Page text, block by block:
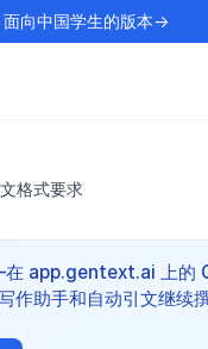
面向中国学生的版本→
格式要求
app.gentext.ai 上的
作助手和自动引文继续